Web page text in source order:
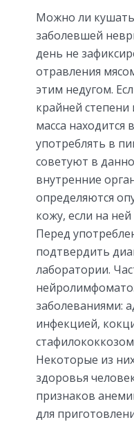
Можно ли
заболевшей
день не
отравления
этим недугом.
крайней
масса
употреблять в
советуют в
внутренние
определяются
кожу, если на
Перед
подтвердить
лаборатории.
заболеваниями:
инфекцией,
Некоторые из
здоровья
признаков
для